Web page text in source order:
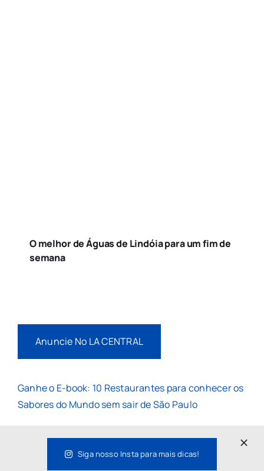
O melhor de Águas de Lindóia para um fim de
semana
Anuncie No LA CENTRAL
Ganhe o E-book: 10 Restaurantes para conhecer os
Sabores do Mundo sem sair de São Paulo
Siga nosso Insta para mais dicas!